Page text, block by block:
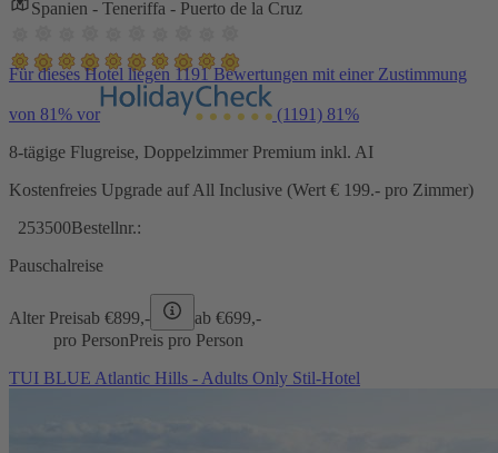
Spanien - Teneriffa - Puerto de la Cruz
Für dieses Hotel liegen 1191 Bewertungen mit einer Zustimmung
von 81% vor (1191) 81%
8-tägige Flugreise, Doppelzimmer Premium inkl. AI
Kostenfreies Upgrade auf All Inclusive (Wert € 199.- pro Zimmer)
253500Bestellnr.:
Pauschalreise
Alter Preisab €899,- ab €699,-
pro PersonPreis pro Person
TUI BLUE Atlantic Hills - Adults Only Stil-Hotel